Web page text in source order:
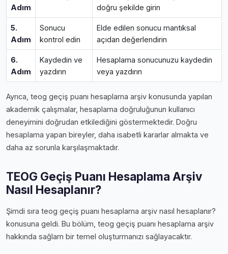
Adım
doğru şekilde girin
5.
Adım
Sonucu
kontrol edin
Elde edilen sonucu mantıksal
açıdan değerlendirin
6.
Adım
Kaydedin ve
yazdırın
Hesaplama sonucunuzu kaydedin
veya yazdırın
Ayrıca, teog geçiş puanı hesaplama arşiv konusunda yapılan
akademik çalışmalar, hesaplama doğruluğunun kullanıcı
deneyimini doğrudan etkilediğini göstermektedir. Doğru
hesaplama yapan bireyler, daha isabetli kararlar almakta ve
daha az sorunla karşılaşmaktadır.
TEOG Geçiş Puanı Hesaplama Arşiv
Nasıl Hesaplanır?
Şimdi sıra teog geçiş puanı hesaplama arşiv nasıl hesaplanır?
konusuna geldi. Bu bölüm, teog geçiş puanı hesaplama arşiv
hakkında sağlam bir temel oluşturmanızı sağlayacaktır.